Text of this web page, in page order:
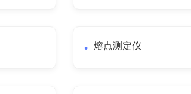
熔点测定仪